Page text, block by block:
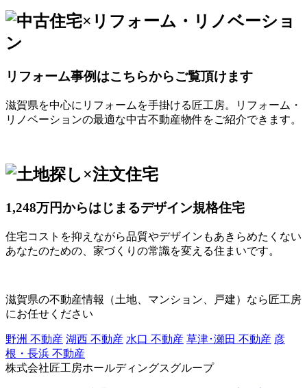
リフォーム事例はこちらからご覧頂けます
滋賀県を中心にリフォームを手掛ける匠工房。リフォーム・
リノベーションの最適な中古不動産物件をご紹介できます。
1,248万円からはじまるデザイン規格住宅
住宅コストを抑えながら品質やデザインもあきらめたくない
あなたのための、家づくりの常識を変える住まいです。
滋賀県の不動産情報（土地、マンション、戸建）なら匠工房
にお任せください
野洲 不動産 湖西 不動産 水口 不動産 草津･瀬田 不動産 彦
根・長浜 不動産
株式会社匠工房ホールディングスグループ